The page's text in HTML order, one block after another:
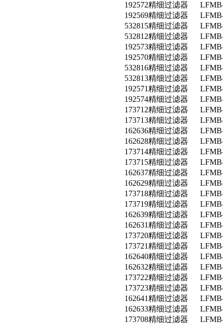
192572精细过滤器
192569精细过滤器
532815精细过滤器
532812精细过滤器
192573精细过滤器
192570精细过滤器
532816精细过滤器
532813精细过滤器
192571精细过滤器
192574精细过滤器
173712精细过滤器
173713精细过滤器
162636精细过滤器
162628精细过滤器
173714精细过滤器
173715精细过滤器
162637精细过滤器
162629精细过滤器
173718精细过滤器
173719精细过滤器
162639精细过滤器
162631精细过滤器
173720精细过滤器
173721精细过滤器
162640精细过滤器
162632精细过滤器
173722精细过滤器
173723精细过滤器
162641精细过滤器
162633精细过滤器
173708精细过滤器